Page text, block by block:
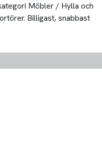
Möbler / Hylla och
Billigast, snabbast